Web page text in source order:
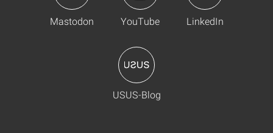
Mastodon YouTube LinkedIn
USUS-Blog